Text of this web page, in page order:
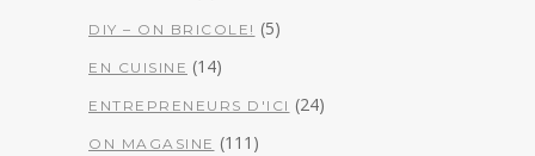
DIY – ON BRICOLE! (5)
EN CUISINE (14)
ENTREPRENEURS D'ICI (24)
ON MAGASINE (111)